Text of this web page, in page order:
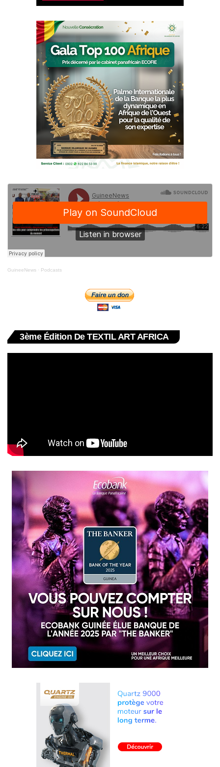
GuineeNews · Podcasts
3ème Édition De TEXTIL ART AFRICA